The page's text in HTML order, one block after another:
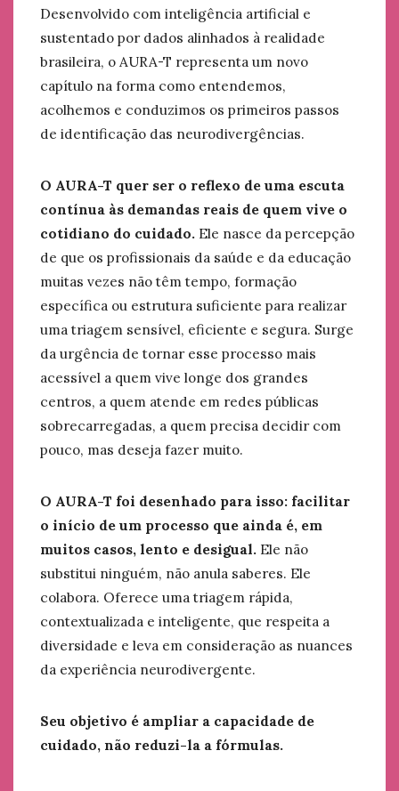
Desenvolvido com inteligência artificial e
sustentado por dados alinhados à realidade
brasileira, o AURA-T representa um novo
capítulo na forma como entendemos,
acolhemos e conduzimos os primeiros passos
de identificação das neurodivergências.
O AURA-T quer ser o reflexo de uma escuta
contínua às demandas reais de quem vive o
cotidiano do cuidado. Ele nasce da percepção
de que os profissionais da saúde e da educação
muitas vezes não têm tempo, formação
específica ou estrutura suficiente para realizar
uma triagem sensível, eficiente e segura. Surge
da urgência de tornar esse processo mais
acessível a quem vive longe dos grandes
centros, a quem atende em redes públicas
sobrecarregadas, a quem precisa decidir com
pouco, mas deseja fazer muito.
O AURA-T foi desenhado para isso: facilitar
o início de um processo que ainda é, em
muitos casos, lento e desigual. Ele não
substitui ninguém, não anula saberes. Ele
colabora. Oferece uma triagem rápida,
contextualizada e inteligente, que respeita a
diversidade e leva em consideração as nuances
da experiência neurodivergente.
Seu objetivo é ampliar a capacidade de
cuidado, não reduzi-la a fórmulas.